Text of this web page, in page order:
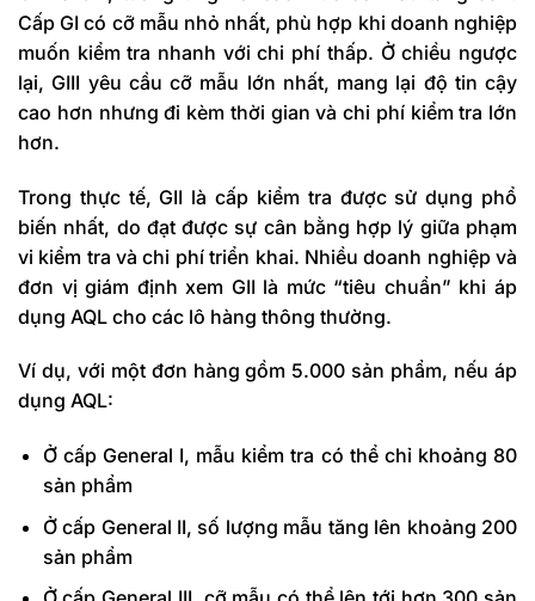
Cấp GI có cỡ mẫu nhỏ nhất, phù hợp khi doanh nghiệp
muốn kiểm tra nhanh với chi phí thấp. Ở chiều ngược
lại, GIII yêu cầu cỡ mẫu lớn nhất, mang lại độ tin cậy
cao hơn nhưng đi kèm thời gian và chi phí kiểm tra lớn
hơn.
Trong thực tế, GII là cấp kiểm tra được sử dụng phổ
biến nhất, do đạt được sự cân bằng hợp lý giữa phạm
vi kiểm tra và chi phí triển khai. Nhiều doanh nghiệp và
đơn vị giám định xem GII là mức “tiêu chuẩn” khi áp
dụng AQL cho các lô hàng thông thường.
Ví dụ, với một đơn hàng gồm 5.000 sản phẩm, nếu áp
dụng AQL:
Ở cấp General I, mẫu kiểm tra có thể chỉ khoảng 80
sản phẩm
Ở cấp General II, số lượng mẫu tăng lên khoảng 200
sản phẩm